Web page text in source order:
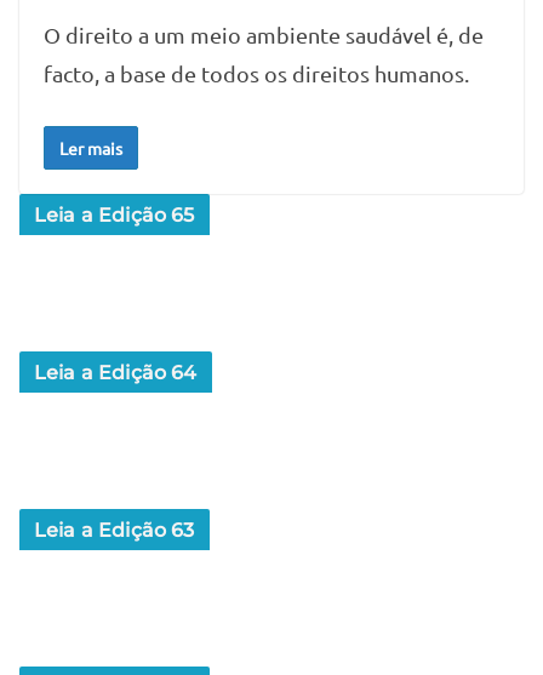
O direito a um meio ambiente saudável é, de
facto, a base de todos os direitos humanos.
Ler mais
Leia a Edição 65
Leia a Edição 64
Leia a Edição 63